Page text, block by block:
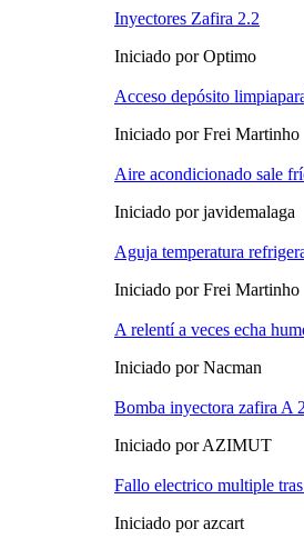
Inyectores Zafira 2.2
Iniciado por Optimo
Acceso depósito
Iniciado por Frei Martinho
Aire acondicionado sale
Iniciado por javidemalaga
Aguja temperatura
Iniciado por Frei Martinho
A relentí a veces echa
Iniciado por Nacman
Bomba inyectora zafira A
Iniciado por AZIMUT
Fallo electrico multiple
Iniciado por azcart